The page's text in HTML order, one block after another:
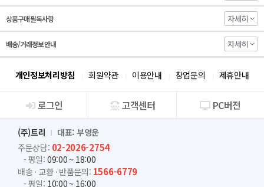
상품구매 필독사항 자세히
배송/거래정보 안내 자세히
개인정보처리방침 회원약관 이용안내 창업문의 제휴안내
회사소개
로그인 고객센터 PC버전
(주)트리
대표: 부영운
주문상담: 02-2026-2754
- 평일: 09:00 ~ 18:00
배송 · 교환 · 반품문의: 1566-6779
- 평일: 10:00 ~ 16:00